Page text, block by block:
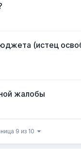
(истец
жалобы
9 из 10